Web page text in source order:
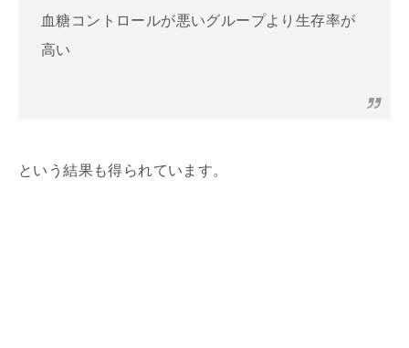
血糖コントロールが悪いグループより生存率が
高い
という結果も得られています。